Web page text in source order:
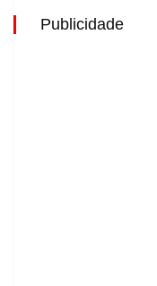
Publicidade